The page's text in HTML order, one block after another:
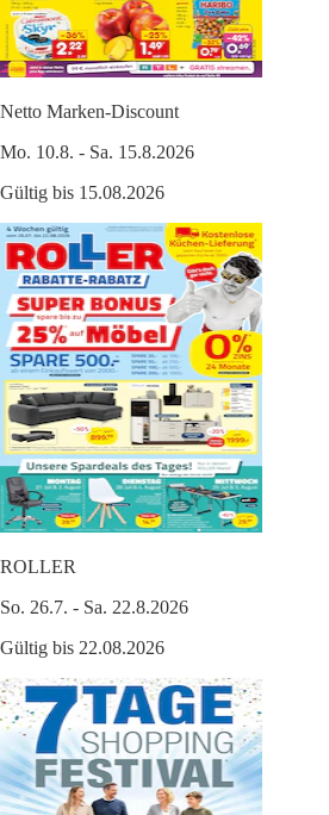
Netto Marken-Discount
Mo. 10.8. - Sa. 15.8.2026
Gültig bis 15.08.2026
ROLLER
So. 26.7. - Sa. 22.8.2026
Gültig bis 22.08.2026